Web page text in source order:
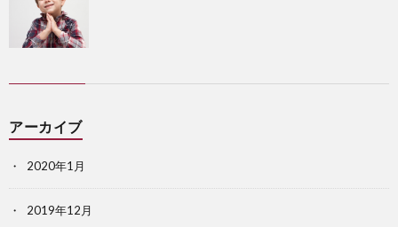
アーカイブ
2020年1月
2019年12月